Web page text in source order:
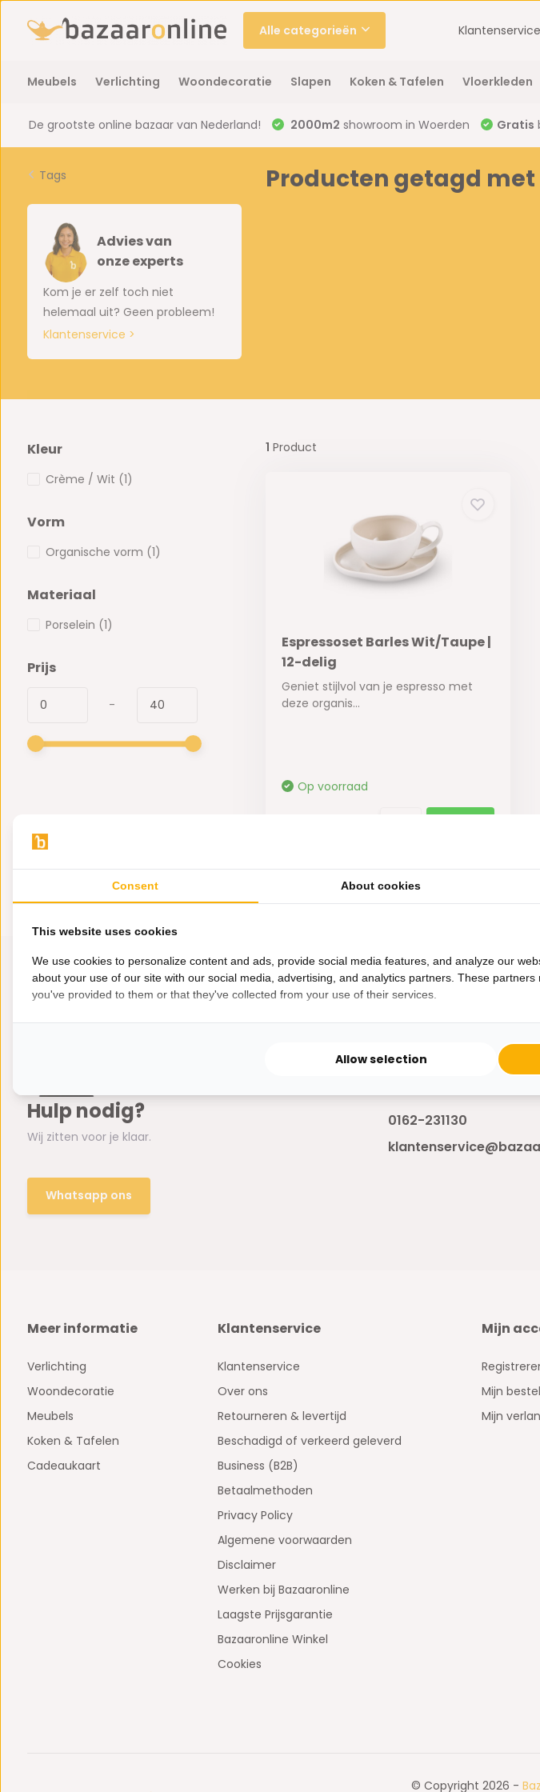
Alle categorieën Klantenservice
Meubels Verlichting Woondecoratie Slapen Koken & Tafelen Vloerkleden
De grootste online bazaar van Nederland! 2000m2 showroom in Woerden Gratis
Tags
Advies van
onze experts
Kom je er zelf toch niet
helemaal uit? Geen probleem!
Klantenservice >
Producten getagd met
Kleur
Crème / Wit (1)
Vorm
Organische vorm (1)
Materiaal
Porselein (1)
Prijs
-
1 Product
Espressoset Barles Wit/Taupe |
12-delig
Geniet stijlvol van je espresso met
deze organis...
Op voorraad
Hulp nodig?
Wij zitten voor je klaar.
Whatsapp ons
Heb je een
Bereikbaar van ma - vr
0162-231130
Meer informatie
Verlichting
Woondecoratie
Meubels
Koken & Tafelen
Cadeaukaart
Klantenservice
Klantenservice
Over ons
Retourneren & levertijd
Beschadigd of verkeerd geleverd
Business (B2B)
Betaalmethoden
Privacy Policy
Algemene voorwaarden
Disclaimer
Werken bij Bazaaronline
Laagste Prijsgarantie
Bazaaronline Winkel
Cookies
Mijn
Mijn
Mijn
© Copyright 2026 -
Consent About cookies
This website uses cookies
We use cookies to personalize content and ads, provide social media features, and analyze our
about your use of our site with our social media, advertising, and analytics partners. These
you've provided to them or that they've collected from your use of their services.
Allow selection